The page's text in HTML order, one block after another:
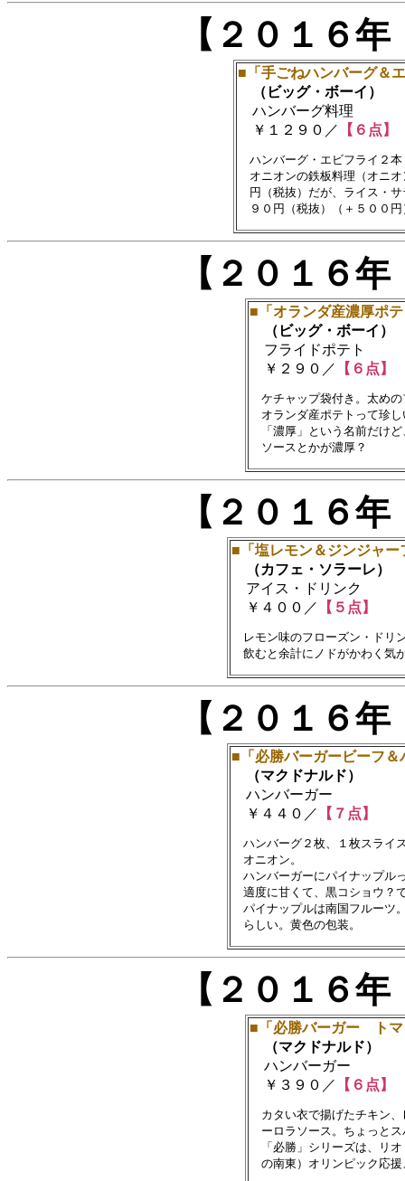
【２０１６
■「手ごねハンバーグ＆
（ビッグ・ボーイ）
ハンバーグ料理
￥１２９０／ 【６点】
ハンバーグ・エビフライ２
オニオンの鉄板料理（オニオ
円（税抜）だが、ライス・サ
【２０１６
■「オランダ産濃厚ポ
（ビッグ・ボーイ）
フライドポテト
￥２９０／ 【６点】
ケチャップ袋付き。太めの
オランダ産ポテトって珍
「濃厚」という名前だけ
【２０１６
■「塩レモン＆ジンジャー
（カフェ・ソラーレ）
アイス・ドリンク
￥４００／
【５点】
レモン味のフローズン・ドリ
【２０１６
■「必勝バーガービーフ＆
（マクドナルド）
ハンバーガー
￥４４０／
【７点】
ハンバーグ２枚、１枚スライ
オニオン。
ハンバーガーにパイナップル
適度に甘くて、黒コショウ？
パイナップルは南国フルーツ
【２０１６
■「必勝バーガー トマ
（マクドナルド）
ハンバーガー
￥３９０／ 【６点】
カタい衣で揚げたチキン、
ーロラソース。ちょっとス
「必勝」シリーズは、リオ